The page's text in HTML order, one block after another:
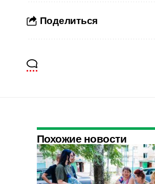
Поделиться
Похожие новости